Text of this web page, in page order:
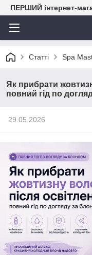
ПЕРШИЙ інтернет-
Статті Spa
Як прибрати
повний гід по
29.05.2026